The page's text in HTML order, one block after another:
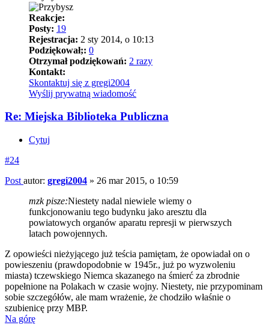
Reakcje:
Posty: 19
Rejestracja: 2 sty 2014, o 10:13
Podziękował;: 0
Otrzymał podziękowań: 2 razy
Kontakt:
Skontaktuj się z gregi2004
Wyślij prywatną wiadomość
Re: Miejska Biblioteka Publiczna
Cytuj
#24
Post autor: gregi2004 » 26 mar 2015, o 10:59
mzk pisze:Niestety nadal niewiele wiemy o
funkcjonowaniu tego budynku jako aresztu dla
powiatowych organów aparatu represji w pierwszych
latach powojennych.
Z opowieści nieżyjącego już teścia pamiętam, że opowiadał on o
powieszeniu (prawdopodobnie w 1945r., już po wyzwoleniu
miasta) tczewskiego Niemca skazanego na śmierć za zbrodnie
popełnione na Polakach w czasie wojny. Niestety, nie przypominam
sobie szczegółów, ale mam wrażenie, że chodziło właśnie o
szubienicę przy MBP.
Na górę